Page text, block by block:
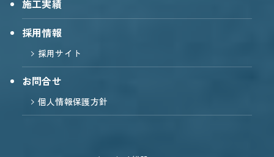
施工実績
採用情報
採用サイト
お問合せ
個人情報保護方針